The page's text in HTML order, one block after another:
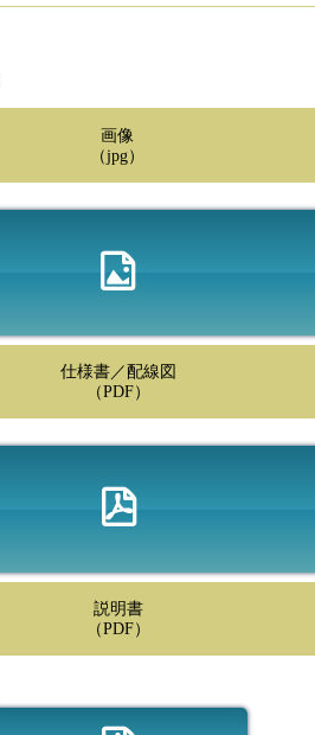
画像
（jpg）
仕様書／配線図
（PDF）
説明書
（PDF）